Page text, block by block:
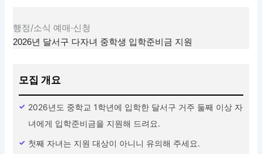
행정/소식 예매·신청
2026년 달서구 다자녀 중학생 입학준비금 지원
모집 개요
2026년도 중학교 1학년에 입학한 달서구 거주 둘째 이상 자
녀에게 입학준비금을 지원해 드려요.
첫째 자녀는 지원 대상이 아니니 유의해 주세요.